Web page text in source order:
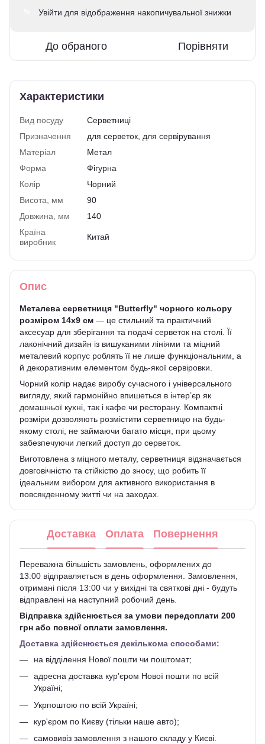
Увійти для відображення накопичувальної знижки
До обраного Порівняти
Характеристики
Вид посуду
Серветниці
Призначення
для серветок, для сервірування
Матеріал
Метал
Форма
Фігурна
Колір
Чорний
Висота, мм
90
Довжина, мм
140
Країна
виробник
Китай
Опис
Металева серветниця "Butterfly" чорного кольору
розміром 14x9 см — це стильний та практичний
аксесуар для зберігання та подачі серветок на столі. Її
лаконічний дизайн із вишуканими лініями та міцний
металевий корпус роблять її не лише функціональним, а
й декоративним елементом будь-якої сервіровки.
Чорний колір надає виробу сучасного і універсального
вигляду, який гармонійно впишеться в інтер’єр як
домашньої кухні, так і кафе чи ресторану. Компактні
розміри дозволяють розмістити серветницю на будь-
якому столі, не займаючи багато місця, при цьому
забезпечуючи легкий доступ до серветок.
Виготовлена з міцного металу, серветниця відзначається
довговічністю та стійкістю до зносу, що робить її
ідеальним вибором для активного використання в
повсякденному житті чи на заходах.
Доставка Оплата Повернення
Переважна більшість замовлень, оформлених до
13:00 відправляється в день оформлення. Замовлення,
отримані після 13:00 чи у вихідні та святкові дні - будуть
відправлені на наступний робочий день.
Відправка здійснюється за умови передоплати 200
грн або повної оплати замовлення.
Доставка здійснюється декількома способами:
на відділення Нової пошти чи поштомат;
адресна доставка кур'єром Нової пошти по всій
Україні;
Укрпоштою по всій Україні;
кур'єром по Києву (тільки наше авто);
самовивіз замовлення з нашого складу у Києві.